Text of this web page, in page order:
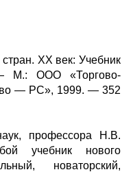
XX век: Учебник
М.: ООО «Торгово-
— PC», 1999. — 352
профессора Н.В.
учебник нового
новаторский,